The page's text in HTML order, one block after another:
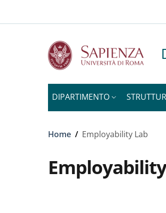
DIPARTIMENTO
Briciole di pane
Home / Employability Lab